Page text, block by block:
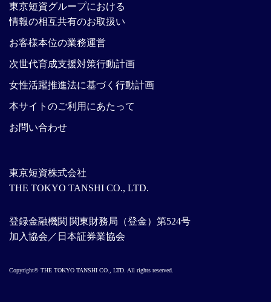
東京短資株式会社
THE TOKYO TANSHI CO., LTD.
登録金融機関 関東財務局（登金）第524号
加入協会／日本証券業協会
東京短資グループにおける
情報の相互共有のお取扱い
お客様本位の業務運営
次世代育成支援対策行動計画
女性活躍推進法に基づく行動計画
本サイトのご利用にあたって
お問い合わせ
Copyright© THE TOKYO TANSHI CO., LTD. All rights reserved.